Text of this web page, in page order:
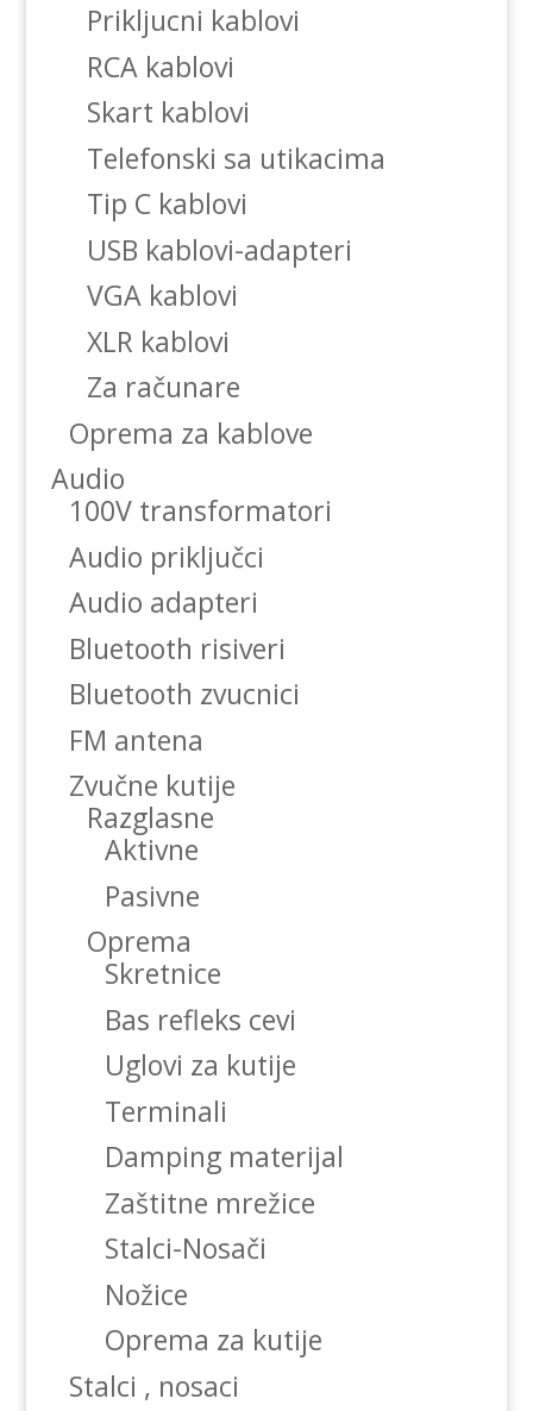
Prikljucni kablovi
RCA kablovi
Skart kablovi
Telefonski sa utikacima
Tip C kablovi
USB kablovi-adapteri
VGA kablovi
XLR kablovi
Za računare
Oprema za kablove
Audio
100V transformatori
Audio priključci
Audio adapteri
Bluetooth risiveri
Bluetooth zvucnici
FM antena
Zvučne kutije
Razglasne
Aktivne
Pasivne
Oprema
Skretnice
Bas refleks cevi
Uglovi za kutije
Terminali
Damping materijal
Zaštitne mrežice
Stalci-Nosači
Nožice
Oprema za kutije
Stalci , nosaci